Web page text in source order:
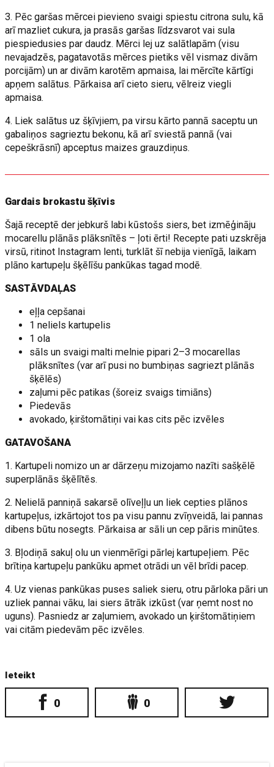
3. Pēc garšas mērcei pievieno svaigi spiestu citrona sulu, kā
arī mazliet cukura, ja prasās garšas līdzsvarot vai sula
piespiedusies par daudz. Mērci lej uz salātlapām (visu
nevajadzēs, pagatavotās mērces pietiks vēl vismaz divām
porcijām) un ar divām karotēm apmaisa, lai mērcīte kārtīgi
apņem salātus. Pārkaisa arī cieto sieru, vēlreiz viegli
apmaisa.
4. Liek salātus uz šķīvjiem, pa virsu kārto pannā saceptu un
gabaliņos sagrieztu bekonu, kā arī sviestā pannā (vai
cepeškrāsnī) apceptus maizes grauzdiņus.
Gardais brokastu šķīvis
Šajā receptē der jebkurš labi kūstošs siers, bet izmēģināju
mocarellu plānās plāksnītēs – ļoti ērti! Recepte pati uzskrēja
virsū, ritinot Instagram lenti, turklāt šī nebija vienīgā, laikam
plāno kartupeļu šķēlīšu pankūkas tagad modē.
SASTĀVDAĻAS
eļļa cepšanai
1 neliels kartupelis
1 ola
sāls un svaigi malti melnie pipari 2–3 mocarellas
plāksnītes (var arī pusi no bumbiņas sagriezt plānās
šķēlēs)
zaļumi pēc patikas (šoreiz svaigs timiāns)
Piedevās
avokado, ķirštomātiņi vai kas cits pēc izvēles
GATAVOŠANA
1. Kartupeli nomizo un ar dārzeņu mizojamo nazīti sašķēlē
superplānās šķēlītēs.
2. Nelielā panniņā sakarsē olīveļļu un liek cepties plānos
kartupeļus, izkārtojot tos pa visu pannu zvīņveidā, lai pannas
dibens būtu nosegts. Pārkaisa ar sāli un cep pāris minūtes.
3. Bļodiņā sakuļ olu un vienmērīgi pārlej kartupeļiem. Pēc
brītiņa kartupeļu pankūku apmet otrādi un vēl brīdi pacep.
4. Uz vienas pankūkas puses saliek sieru, otru pārloka pāri un
uzliek pannai vāku, lai siers ātrāk izkūst (var ņemt nost no
uguns). Pasniedz ar zaļumiem, avokado un ķirštomātiņiem
vai citām piedevām pēc izvēles.
Ieteikt
0 0